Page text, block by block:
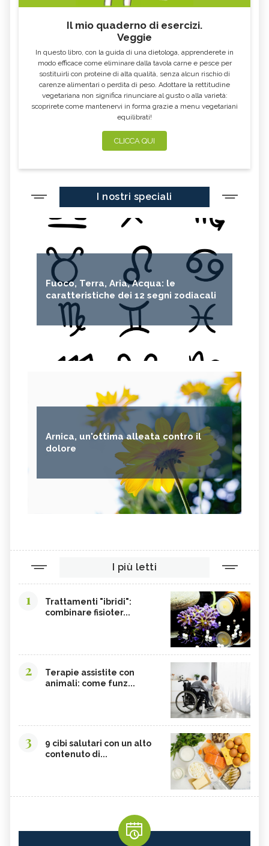
Il mio quaderno di esercizi.
Veggie
In questo libro, con la guida di una dietologa, apprenderete in
modo efficace come eliminare dalla tavola carne e pesce per
sostituirli con proteine di alta qualità, senza alcun rischio di
carenze alimentari o perdita di peso. Adottare la rettitudine
vegetariana non significa rinunciare al gusto o alla varietà:
scoprirete come mantenervi in forma grazie a menu vegetariani
equilibrati!
CLICCA QUI
I nostri speciali
Fuoco, Terra, Aria, Acqua: le
caratteristiche dei 12 segni zodiacali
Arnica, un'ottima alleata contro il
dolore
I più letti
1
Trattamenti "ibridi":
combinare fisioter...
2
Terapie assistite con
animali: come funz...
3
9 cibi salutari con un alto
contenuto di...